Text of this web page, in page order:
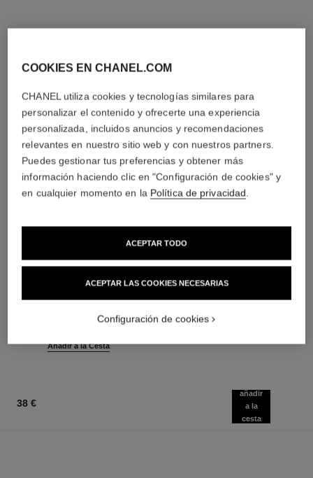
Máscara Todo en Uno:
Volumen, Longitud, Curvatura
Y Definición
3 tonos disponibles
Añadir a la Cesta
Aceite Desmaquillante
Antipolución
Ref. 141370
38 €
añadir
a la
cesta
COOKIES EN CHANEL.COM
CHANEL utiliza cookies y tecnologías similares para
personalizar el contenido y ofrecerte una experiencia
personalizada, incluidos anuncios y recomendaciones
relevantes en nuestro sitio web y con nuestros partners.
Puedes gestionar tus preferencias y obtener más
información haciendo clic en "Configuración de cookies" y
en cualquier momento en la Política de privacidad
ACEPTAR LAS COOKIES NECESARIAS
ACEPTAR TODO
Configuración de cookies